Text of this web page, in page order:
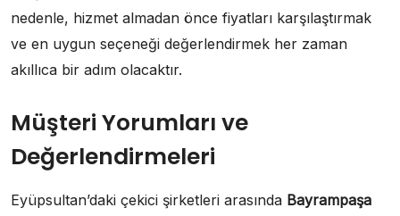
nedenle, hizmet almadan önce fiyatları karşılaştırmak
ve en uygun seçeneği değerlendirmek her zaman
akıllıca bir adım olacaktır.
Müşteri Yorumları ve
Değerlendirmeleri
Eyüpsultan’daki çekici şirketleri arasında Bayrampaşa